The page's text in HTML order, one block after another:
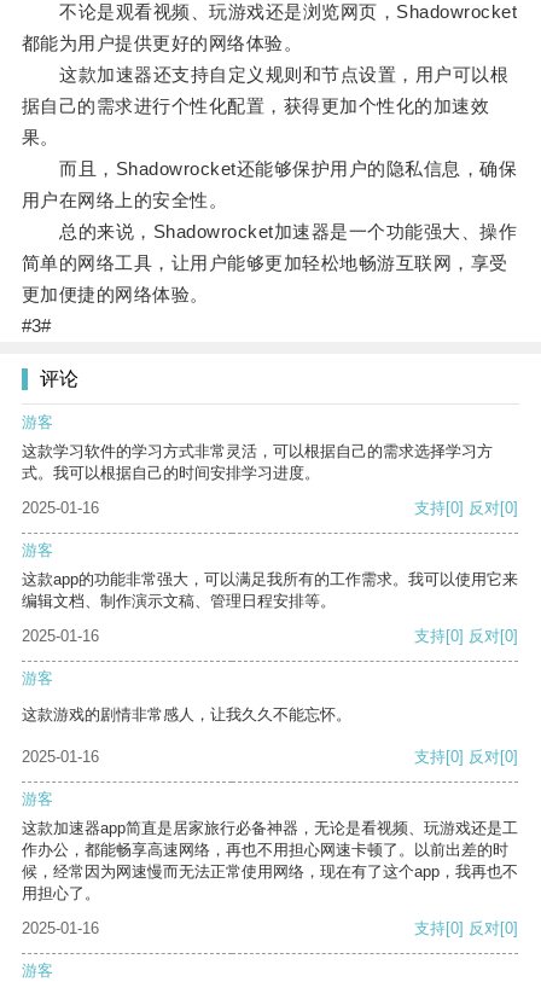
不论是观看视频、玩游戏还是浏览网页，Shadowrocket
都能为用户提供更好的网络体验。
这款加速器还支持自定义规则和节点设置，用户可以根
据自己的需求进行个性化配置，获得更加个性化的加速效
果。
而且，Shadowrocket还能够保护用户的隐私信息，确保
用户在网络上的安全性。
总的来说，Shadowrocket加速器是一个功能强大、操作
简单的网络工具，让用户能够更加轻松地畅游互联网，享受
更加便捷的网络体验。
#3#
评论
游客
这款学习软件的学习方式非常灵活，可以根据自己的需求选择学习方
式。我可以根据自己的时间安排学习进度。
2025-01-16
支持[0] 反对[0]
游客
这款app的功能非常强大，可以满足我所有的工作需求。我可以使用它来
编辑文档、制作演示文稿、管理日程安排等。
2025-01-16
支持[0] 反对[0]
游客
这款游戏的剧情非常感人，让我久久不能忘怀。
2025-01-16 支持[0] 反对[0]
游客
这款加速器app简直是居家旅行必备神器，无论是看视频、玩游戏还是工
作办公，都能畅享高速网络，再也不用担心网速卡顿了。以前出差的时
候，经常因为网速慢而无法正常使用网络，现在有了这个app，我再也不
用担心了。
2025-01-16
支持[0] 反对[0]
游客